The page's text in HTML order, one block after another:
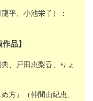
平、小池栄子）：
品】
、戸田恵梨香、りょ
方』（仲間由紀恵、